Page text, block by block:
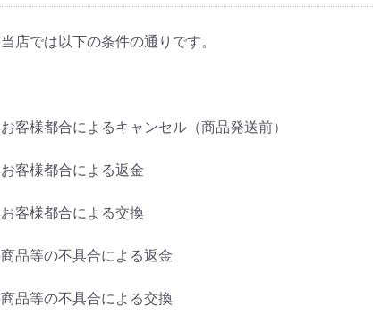
当店では以下の条件の通りです。
お客様都合によるキャンセル（商品発送前）
お客様都合による返金
お客様都合による交換
商品等の不具合による返金
商品等の不具合による交換